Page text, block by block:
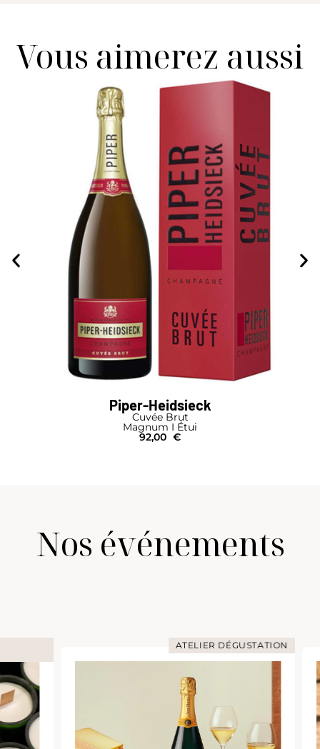
Vous aimerez aussi
Piper-Heidsieck
Cuvée Brut
Magnum I Étui
92,00 €
Nos événements
ATELIER DÉGUSTATION